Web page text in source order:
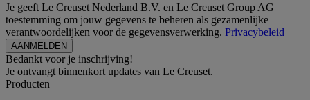
Je geeft Le Creuset Nederland B.V. en Le Creuset Group AG
toestemming om jouw gegevens te beheren als gezamenlijke
verantwoordelijken voor de gegevensverwerking. Privacybeleid
Bedankt voor je inschrijving!
Je ontvangt binnenkort updates van Le Creuset.
Producten